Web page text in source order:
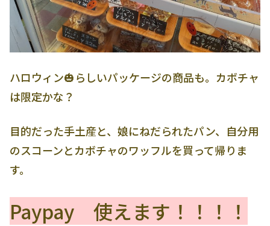
ハロウィン🎃らしいパッケージの商品も。カボチャ
は限定かな？
目的だった手土産と、娘にねだられたパン、自分用
のスコーンとカボチャのワッフルを買って帰りま
す。
Paypay 使えます！！！！